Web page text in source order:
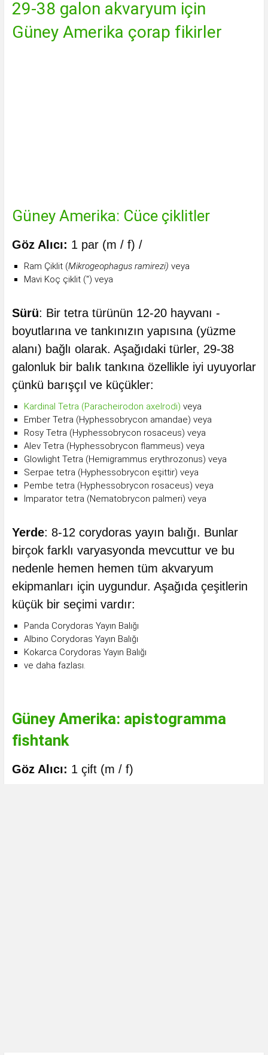
29-38 galon akvaryum için
Güney Amerika çorap fikirler
Güney Amerika: Cüce çiklitler
Göz Alıcı: 1 par (m / f) /
Ram Çiklit (Mikrogeophagus ramirezi) veya
Mavi Koç çiklit (") veya
Sürü: Bir tetra türünün 12-20 hayvanı -
boyutlarına ve tankınızın yapısına (yüzme
alanı) bağlı olarak. Aşağıdaki türler, 29-38
galonluk bir balık tankına özellikle iyi uyuyorlar
çünkü barışçıl ve küçükler:
Kardinal Tetra (Paracheirodon axelrodi) veya
Ember Tetra (Hyphessobrycon amandae) veya
Rosy Tetra (Hyphessobrycon rosaceus) veya
Alev Tetra (Hyphessobrycon flammeus) veya
Glowlight Tetra (Hemigrammus erythrozonus) veya
Serpae tetra (Hyphessobrycon eşittir) veya
Pembe tetra (Hyphessobrycon rosaceus) veya
İmparator tetra (Nematobrycon palmeri) veya
Yerde: 8-12 corydoras yayın balığı. Bunlar
birçok farklı varyasyonda mevcuttur ve bu
nedenle hemen hemen tüm akvaryum
ekipmanları için uygundur. Aşağıda çeşitlerin
küçük bir seçimi vardır:
Panda Corydoras Yayın Balığı
Albino Corydoras Yayın Balığı
Kokarca Corydoras Yayın Balığı
ve daha fazlası.
Güney Amerika: apistogramma
fishtank
Göz Alıcı: 1 çift (m / f)